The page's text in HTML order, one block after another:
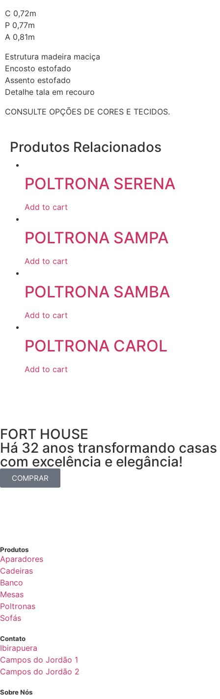
C 0,72m
P 0,77m
A 0,81m
Estrutura madeira maciça
Encosto estofado
Assento estofado
Detalhe tala em recouro
CONSULTE OPÇÕES DE CORES E TECIDOS.
Produtos Relacionados
POLTRONA SERENA
Add to cart
POLTRONA SAMPA
Add to cart
POLTRONA SAMBA
Add to cart
POLTRONA CAROL
Add to cart
FORT HOUSE
Há 32 anos transformando casas
com excelência e elegância!
COMPRAR
Produtos
Aparadores
Cadeiras
Banco
Mesas
Poltronas
Sofás
Contato
Ibirapuera
Campos do Jordão 1
Campos do Jordão 2
Sobre Nós